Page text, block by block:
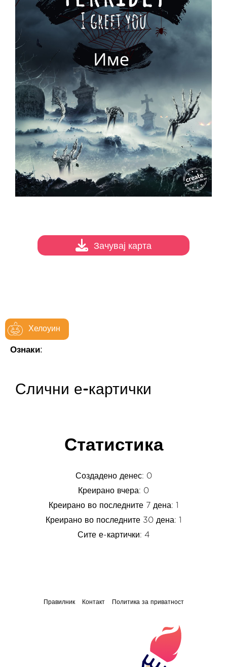
Хелоуин
Ознаки:
Зачувај карта
Слични е-картички
Статистика
Создадено денес: 0
Креирано вчера: 0
Креирано во последните 7 дена: 1
Креирано во последните 30 дена: 1
Сите е-картички: 4
Правилник Контакт Политика за приватност